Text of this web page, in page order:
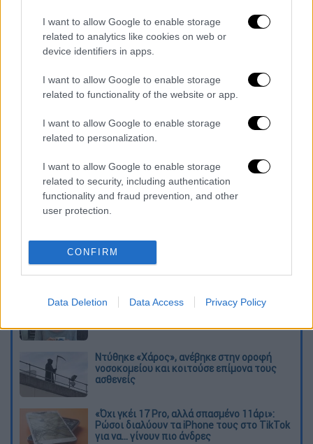
I want to allow Google to enable storage
related to analytics like cookies on web or
device identifiers in apps.
I want to allow Google to enable storage
related to functionality of the website or app.
I want to allow Google to enable storage
related to personalization.
I want to allow Google to enable storage
related to security, including authentication
functionality and fraud prevention, and other
user protection.
CONFIRM
Data Deletion Data Access Privacy Policy
200 γρ. τυρί της αρεσκείας σας τριμμένο
ή σε κομματάκια
8 αυγά
1 κρεμμύδι μέτριο, ψιλοκομμένο
2 κρεμμυδάκια φρέσκα (προαιρετικά)
ελαιόλαδο
Δείτε τη συνέχειαπατώντας εδώ
Διαβάστε ακόμη
Εκτελέσεις, συλλήψεις και νέοι
περιορισμοί: Το Ιράν σκληραίνει τη γραμμή
στο εσωτερικό εν μέσω πολέμου
Η πρώτη δήλωση της οικογένειας της
38χρονης Βρετανίδας που δολοφονήθηκε
Ντύθηκε «Χάρος», ανέβηκε στην οροφή
νοσοκομείου και κοιτούσε επίμονα τους
ασθενείς
«Όχι γκέι 17 Pro, αλλά σπασμένο 11άρι»:
Ρώσοι διαλύουν τα iPhone τους στο TikTok
για να... γίνουν πιο άνδρες